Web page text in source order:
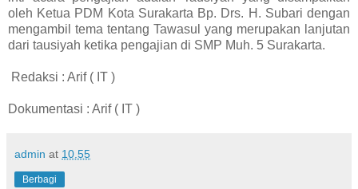
oleh Ketua PDM Kota Surakarta Bp. Drs. H. Subari dengan
mengambil tema tentang Tawasul yang merupakan lanjutan
dari tausiyah ketika pengajian di SMP Muh. 5 Surakarta.
Redaksi : Arif ( IT )
Dokumentasi : Arif ( IT )
admin at 10.55
Berbagi